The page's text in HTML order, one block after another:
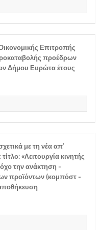
Επιτροπής
προέδρων
Δήμου Ευρώτα έτους
με τη νέα απ’
«Λειτουργία κινητής
την ανάκτηση -
προϊόντων (κομπόστ -